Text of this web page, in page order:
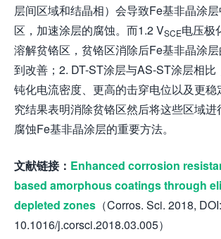
层间区域和结晶相）会导致Fe基非晶涂
区，加速涂层的腐蚀。而1.2 VSCE电压极
溶解贫铬区，贫铬区消除后Fe基非晶涂
到改善；2. DT-ST涂层与AS-ST涂层相比
钝化电流密度、更高的击穿电位以及更
究结果表明消除贫铬区然后将这些区域
腐蚀Fe基非晶涂层的重要方法。
文献链接： Enhanced corrosion
based amorphous coatings through
depleted zones （Corros. Sci. 2018, DOI:
10.1016/j.corsci.2018.03.005）